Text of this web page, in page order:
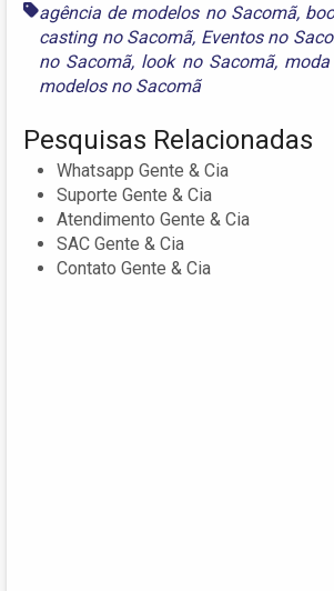
agência de modelos no Sacomã,
casting no Sacomã, Eventos no
no Sacomã, look no Sacomã,
modelos no Sacomã
Pesquisas Relacionadas
Whatsapp Gente & Cia
Suporte Gente & Cia
Atendimento Gente & Cia
SAC Gente & Cia
Contato Gente & Cia